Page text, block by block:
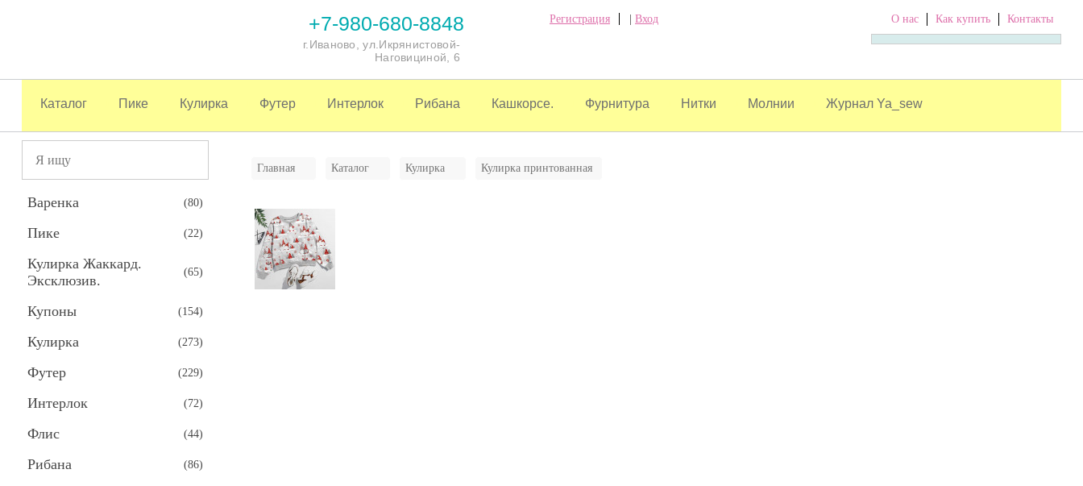
+7-980-680-8848
г.Иваново, ул.Икрянистовой-
Наговициной, 6
Регистрация Вход О нас Как купить Контакты
Каталог Пике Кулирка Футер Интерлок Рибана Кашкорсе. Фурнитура Нитки Молнии Журнал Ya_sew
Варенка (80)
Пике (22)
Кулирка Жаккард.
Эксклюзив.
(65)
Купоны (154)
Кулирка (273)
Футер (229)
Интерлок (72)
Флис (44)
Рибана (86)
Главная Каталог Кулирка Кулирка принтованная